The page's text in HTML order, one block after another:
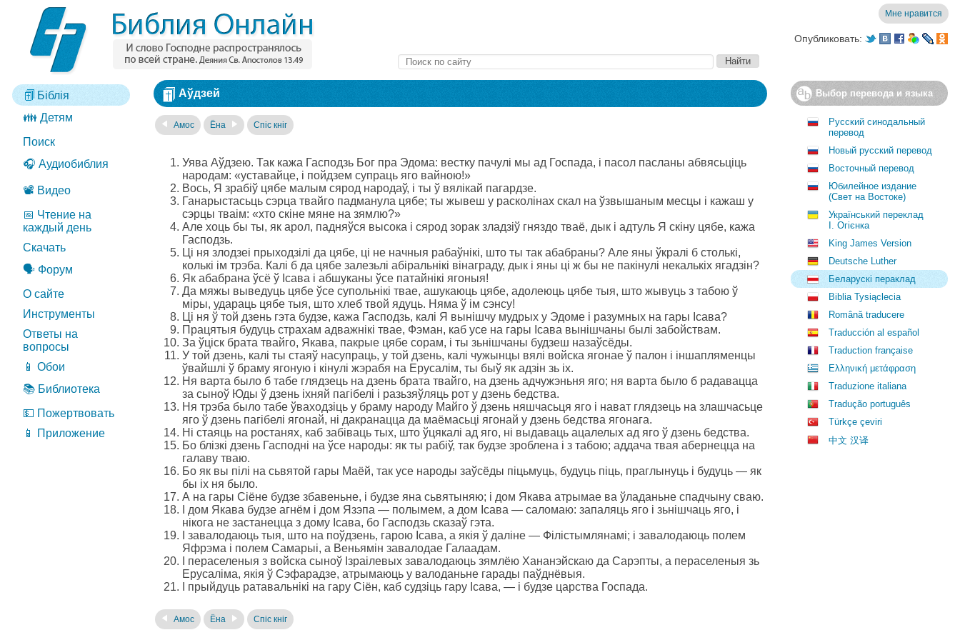
Мне нравится
Опубликовать:
Біблія
👪 Детям
Поиск
🎧 Аудиобиблия
📽️ Видео
📅 Чтение на
каждый день
Скачать
🗣️ Форум
О сайте
Инструменты
Ответы на
вопросы
📱 Обои
📚 Библиотека
💵 Пожертвовать
📱 Приложение
Аўдзей
Амос Ёна Спіс кніг
Уява Аўдзею. Так кажа Гасподзь Бог пра Эдома: вестку пачулі мы ад Госпада, і пасол пасланы абвясьціць
народам: «уставайце, і пойдзем супраць яго вайною!»
Вось, Я зрабіў цябе малым сярод народаў, і ты ў вялікай пагардзе.
Ганарыстасьць сэрца твайго падманула цябе; ты жывеш у расколінах скал на ўзвышаным месцы і кажаш у
сэрцы тваім: «хто скіне мяне на зямлю?»
Але хоць бы ты, як арол, падняўся высока і сярод зорак зладзіў гняздо тваё, дык і адтуль Я скіну цябе, кажа
Гасподзь.
Ці ня злодзеі прыходзілі да цябе, ці не начныя рабаўнікі, што ты так абабраны? Але яны ўкралі б столькі,
колькі ім трэба. Калі б да цябе залезьлі абіральнікі вінаграду, дык і яны ці ж бы не пакінулі некалькіх ягадзін?
Як абабрана ўсё ў Ісава і абшуканы ўсе патайнікі ягоныя!
Да мяжы выведуць цябе ўсе супольнікі твае, ашукаюць цябе, адолеюць цябе тыя, што жывуць з табою ў
міры, удараць цябе тыя, што хлеб твой ядуць. Няма ў ім сэнсу!
Ці ня ў той дзень гэта будзе, кажа Гасподзь, калі Я вынішчу мудрых у Эдоме і разумных на гары Ісава?
Працятыя будуць страхам адважнікі твае, Фэман, каб усе на гары Ісава вынішчаны былі забойствам.
За ўціск брата твайго, Якава, пакрые цябе сорам, і ты зьнішчаны будзеш назаўсёды.
У той дзень, калі ты стаяў насупраць, у той дзень, калі чужынцы вялі войска ягонае ў палон і іншапляменцы
ўвайшлі ў браму ягоную і кінулі жэрабя на Ерусалім, ты быў як адзін зь іх.
Ня варта было б табе глядзець на дзень брата твайго, на дзень адчужэньня яго; ня варта было б радавацца
за сыноў Юды ў дзень іхняй пагібелі і разьзяўляць рот у дзень бедства.
Ня трэба было табе ўваходзіць у браму народу Майго ў дзень няшчасьця яго і нават глядзець на злашчасьце
яго ў дзень пагібелі ягонай, ні дакранацца да маёмасьці ягонай у дзень бедства ягонага.
Ні стаяць на ростанях, каб забіваць тых, што ўцякалі ад яго, ні выдаваць ацалелых ад яго ў дзень бедства.
Бо блізкі дзень Гасподні на ўсе народы: як ты рабіў, так будзе зроблена і з табою; аддача твая абернецца на
галаву тваю.
Бо як вы пілі на сьвятой гары Маёй, так усе народы заўсёды піцьмуць, будуць піць, праглынуць і будуць — як
бы іх ня было.
А на гары Сіёне будзе збавеньне, і будзе яна сьвятыняю; і дом Якава атрымае ва ўладаньне спадчыну сваю.
І дом Якава будзе агнём і дом Язэпа — полымем, а дом Ісава — саломаю: запаляць яго і зьнішчаць яго, і
нікога не застанецца з дому Ісава, бо Гасподзь сказаў гэта.
І завалодаюць тыя, што на поўдзень, гарою Ісава, а якія ў даліне — Філістымлянамі; і завалодаюць полем
Яфрэма і полем Самарыі, а Веньямін завалодае Галаадам.
І пераселеныя з войска сыноў Ізраілевых завалодаюць зямлёю Хананэйскаю да Сарэпты, а пераселеныя зь
Ерусаліма, якія ў Сэфарадзе, атрымаюць у валоданьне гарады паўднёвыя.
І прыйдуць ратавальнікі на гару Сіён, каб судзіць гару Ісава, — і будзе царства Госпада.
Амос Ёна Спіс кніг
Выбор перевода и языка
Русский синодальный
перевод
Новый русский перевод
Восточный перевод
Юбилейное издание
(Свет на Востоке)
Український переклад
І. Огієнка
King James Version
Deutsche Luther
Беларускі пераклад
Biblia Tysiąclecia
Română traducere
Traducción al español
Traduction française
Ελληνική μετάφραση
Traduzione italiana
Tradução português
Türkçe çeviri
中文 汉译